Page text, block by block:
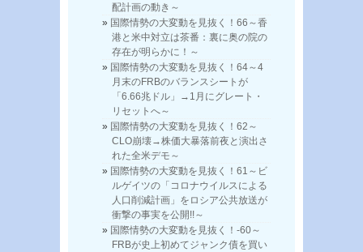
配計画の動き～
国際情勢の大変動を見抜く！66～香
港と米中対立は茶番：裏に奥の院の
存在が明らかに！～
国際情勢の大変動を見抜く！64～4
月末のFRBのバランスシートが
「6.66兆ドル」→1月にグレート・
リセットへ～
国際情勢の大変動を見抜く！62～
CLO崩壊→株価大暴落前夜と演出さ
れた全米デモ～
国際情勢の大変動を見抜く！61～ビ
ルゲイツの「コロナウイルスによる
人口削減計画」をロシア公共放送が
衝撃の事実を公開!!～
国際情勢の大変動を見抜く！-60～
FRBが史上初めてジャンク債を買い